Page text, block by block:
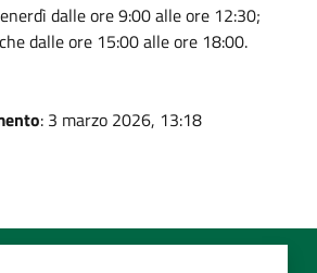
dalle ore 9:00 alle ore 12:30;
dalle ore 15:00 alle ore 18:00.
: 3 marzo 2026, 13:18